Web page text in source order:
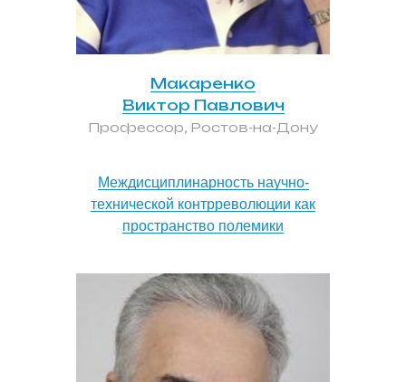
Макаренко
Виктор Павлович
Профессор, Ростов-на-Дону
Междисциплинарность научно-
технической контрреволюции как
пространство полемики